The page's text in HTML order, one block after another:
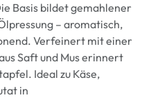
Basis bildet gemahlener
– aromatisch,
Verfeinert mit einer
Saft und Mus erinnert
Ideal zu Käse,
in